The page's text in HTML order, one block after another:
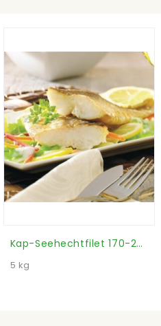
Kap-Seehechtfilet 170-230 G (Karton)
5 kg